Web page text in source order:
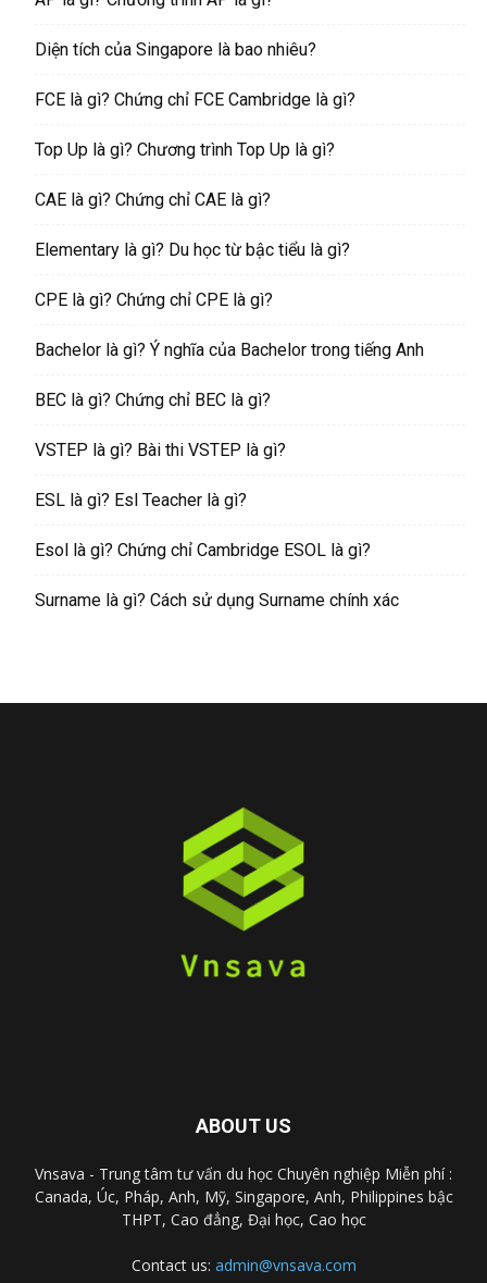
Diện tích của Singapore là bao nhiêu?
FCE là gì? Chứng chỉ FCE Cambridge là gì?
Top Up là gì? Chương trình Top Up là gì?
CAE là gì? Chứng chỉ CAE là gì?
Elementary là gì? Du học từ bậc tiểu là gì?
CPE là gì? Chứng chỉ CPE là gì?
Bachelor là gì? Ý nghĩa của Bachelor trong tiếng Anh
BEC là gì? Chứng chỉ BEC là gì?
VSTEP là gì? Bài thi VSTEP là gì?
ESL là gì? Esl Teacher là gì?
Esol là gì? Chứng chỉ Cambridge ESOL là gì?
Surname là gì? Cách sử dụng Surname chính xác
ABOUT US
Vnsava - Trung tâm tư vấn du học Chuyên nghiệp Miễn phí :
Canada, Úc, Pháp, Anh, Mỹ, Singapore, Anh, Philippines bậc
THPT, Cao đẳng, Đại học, Cao học
Contact us: admin@vnsava.com